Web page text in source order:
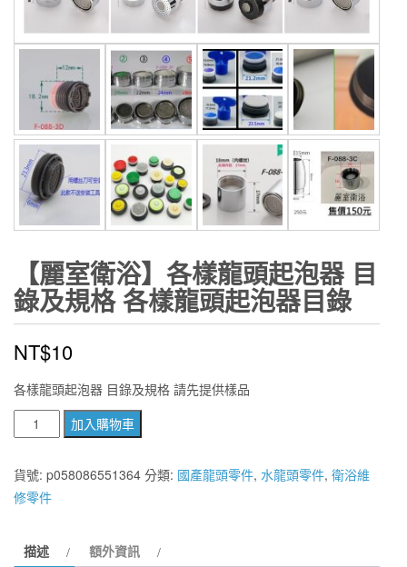
【麗室衛浴】各樣龍頭起泡器 目
錄及規格 各樣龍頭起泡器目錄
NT$10
各樣龍頭起泡器 目錄及規格 請先提供樣品
【麗
室
衛
浴】
各
龍
加入購物車
貨號: p058086551364 分類: 國產龍頭零件, 水龍頭零件, 衛浴維
修零件
描述 額外資訊